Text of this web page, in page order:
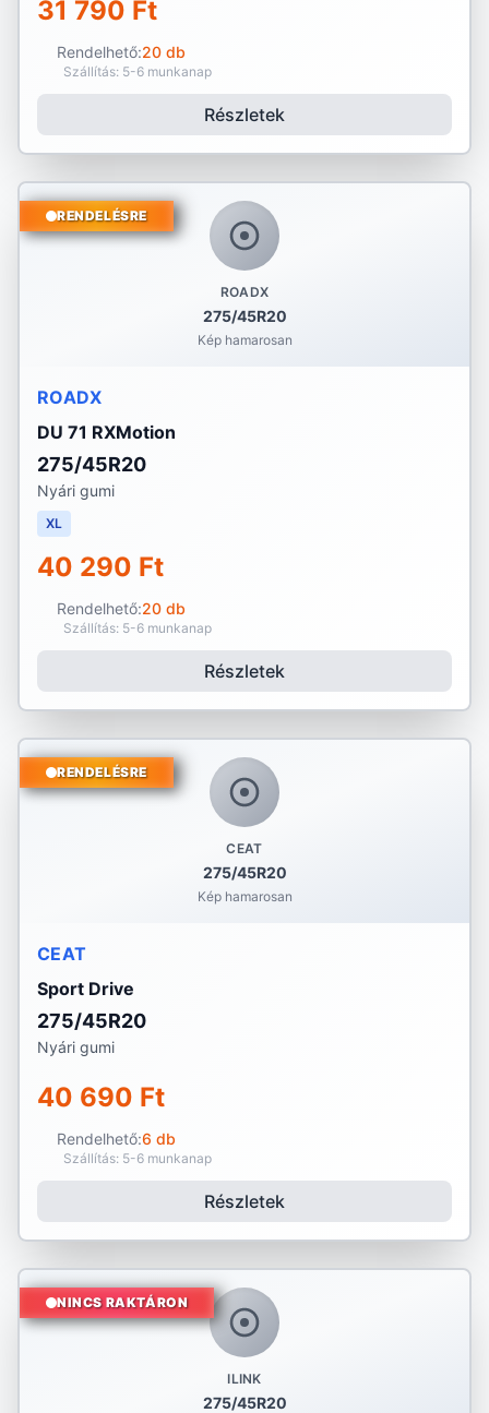
31 790 Ft
Rendelhető:20 db
Szállítás: 5-6 munkanap
Részletek
ROADX
275/45R20
Kép hamarosan
RENDELÉSRE
ROADX
DU 71 RXMotion
275/45R20
Nyári gumi
XL
40 290 Ft
Rendelhető:20 db
Szállítás: 5-6 munkanap
Részletek
CEAT
275/45R20
Kép hamarosan
RENDELÉSRE
CEAT
Sport Drive
275/45R20
Nyári gumi
40 690 Ft
Rendelhető:6 db
Szállítás: 5-6 munkanap
Részletek
ILINK
275/45R20
NINCS RAKTÁRON